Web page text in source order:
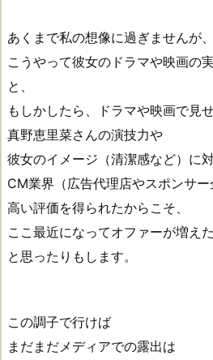
あくまで私の想像に過ぎませんが、
こうやって彼女のドラマや映画の
と、
もしかしたら、ドラマや映画で見
真野恵里菜さんの演技力や
彼女のイメージ（清潔感など）に
CM業界（広告代理店やスポンサ
高い評価を得られたからこそ、
ここ最近になってオファーが増え
と思ったりもします。
この調子で行けば
まだまだメディアでの露出は